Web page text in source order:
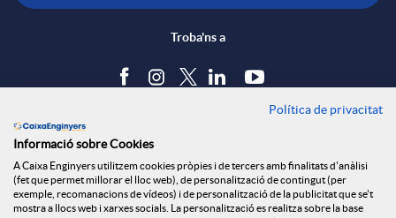
S
ó
p
e
r
e
n
i
i
c
a
Troba'ns a
Política de cookies
Avís legal
Política de privacitat
Informació sobre Cookies
A Caixa Enginyers utilitzem cookies pròpies i de tercers amb finalitats d'anàlisi
(fet que permet millorar el lloc web), de personalització de contingut (per
exemple, recomanacions de vídeos) i de personalització de la publicitat que se't
mostra a llocs web i xarxes socials. La personalització es realitza sobre la base